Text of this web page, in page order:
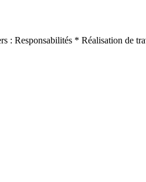
: Responsabilités * Réalisation de